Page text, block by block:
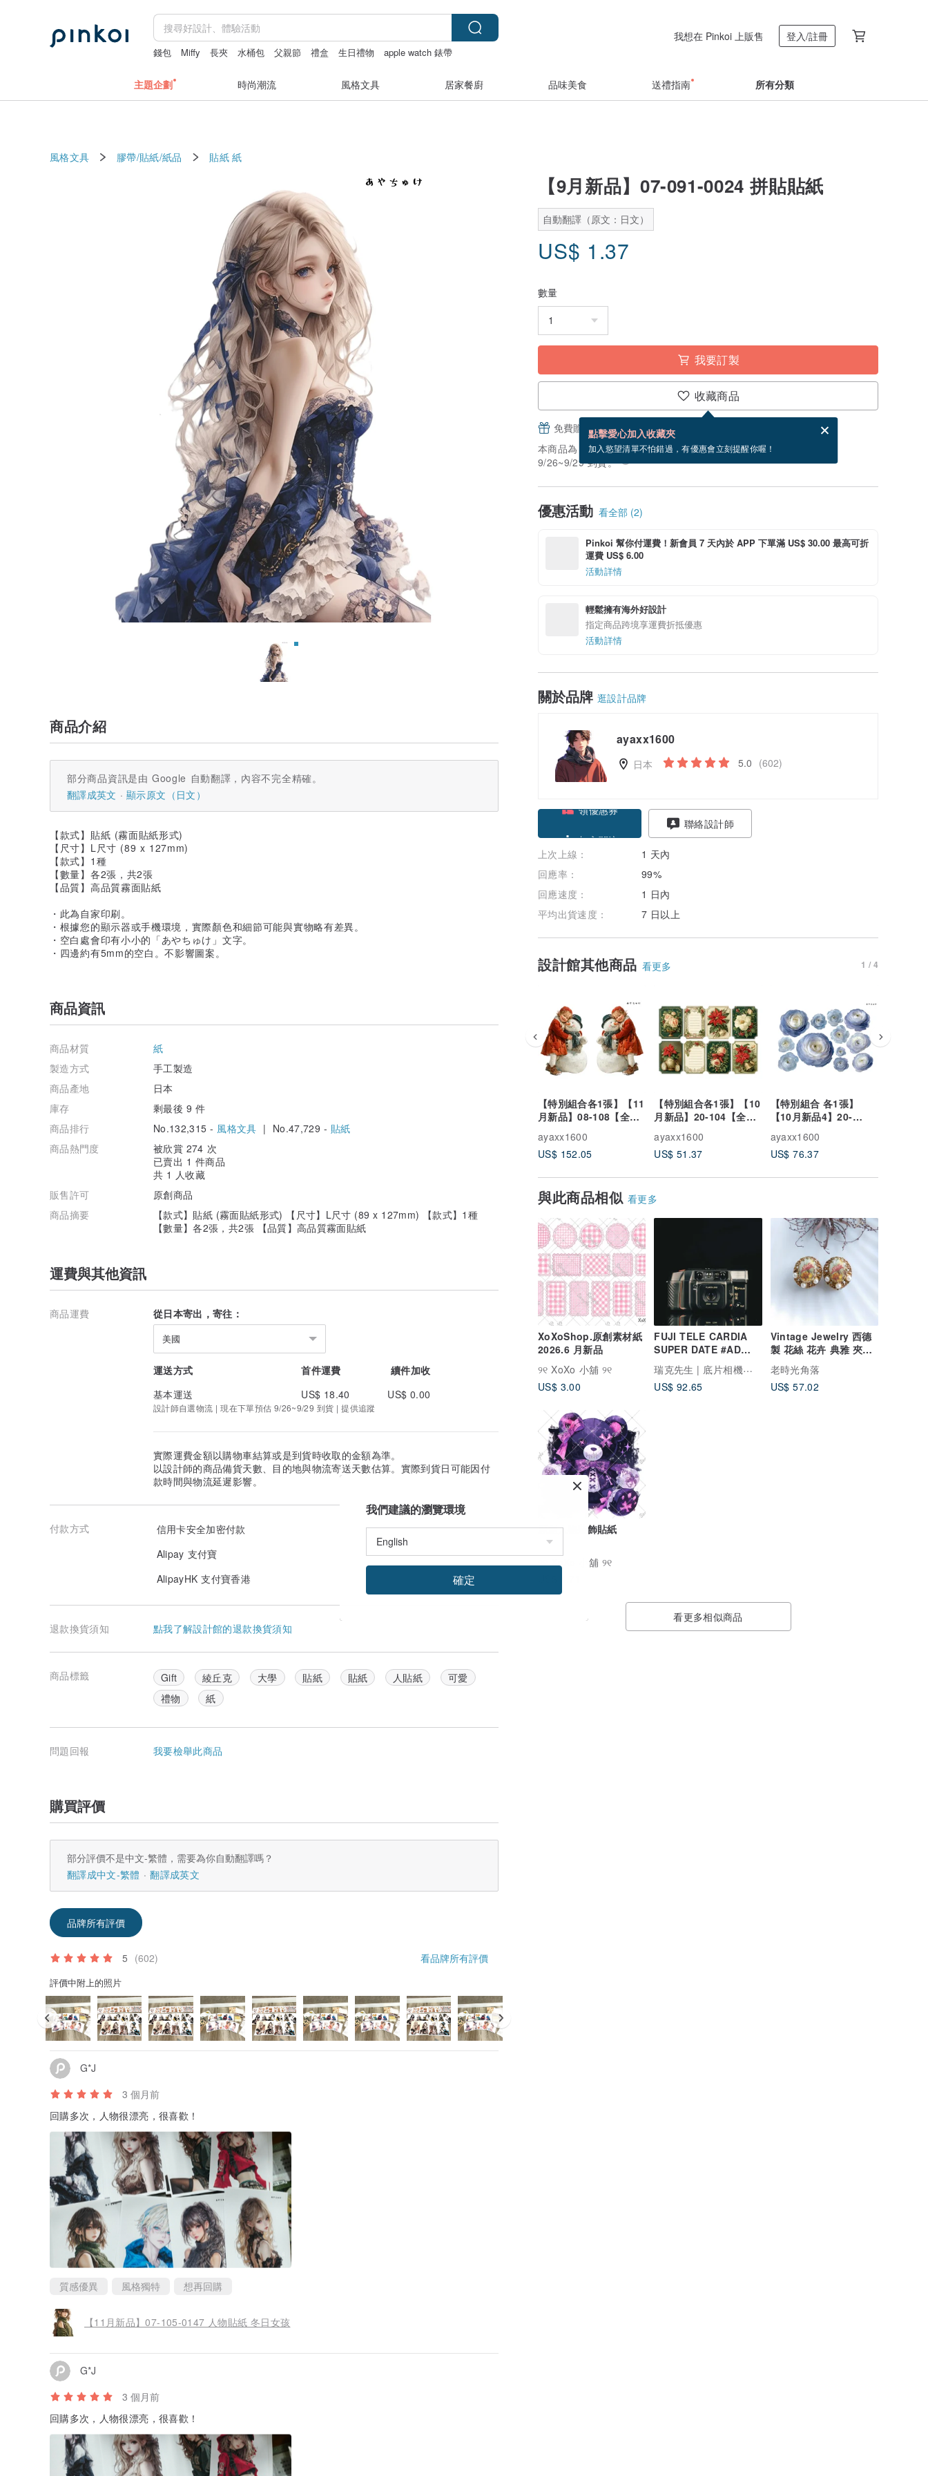
錢包 Miffy 長夾 水桶包 父親節 禮盒 生日禮物 apple watch 錶帶
我想在 Pinkoi 上販售 登入/註冊
主題企劃 時尚潮流 風格文具 居家餐廚 品味美食 送禮指南 所有分類
風格文具 膠帶/貼紙/紙品 貼紙 紙
【9月新品】07-091-0024 拼貼貼紙
自動翻譯（原文：日文）
US$ 1.37
數量
我要訂製
收藏商品
點擊愛心加入收藏夾
加入慾望清單不怕錯過，有優惠會立刻提醒你喔！
免費贈送電子賀卡，結帳完成後填寫
本商品為「接單訂製」。付款後需 31 個工作天製作。現在下單預估
9/26~9/29 到貨。
優惠活動 看全部 (2)
Pinkoi 幫你付運費！新會員 7 天內於 APP 下單滿 US$ 30.00 最高可折
運費 US$ 6.00
活動詳情
輕鬆擁有海外好設計
指定商品跨境享運費折抵優惠
活動詳情
關於品牌 逛設計品牌
ayaxx1600
日本 5.0 (602)
加入關注
聯絡設計師
上次上線：
1 天內
回應率：
99%
回應速度：
1 日內
平均出貨速度：
7 日以上
設計館其他商品 看更多 1 / 4
【特別組合各1張】【11
月新品】08-108【全
復古風
ayaxx1600
US$ 152.05
【特別組合各1張】【10
月新品】20-104【全
素材・聖誕節
ayaxx1600
US$ 51.37
【特別組合 各1張】
【10月新品4】20-
紙・拼貼素材・毛茛屬
ayaxx1600
US$ 76.37
與此商品相似 看更多
XoXoShop.原創素材紙
2026.6 月新品
୨୧ XoXo 小舖 ୨୧
US$ 3.00
FUJI TELE CARDIA
SUPER DATE #AD
#135底片相機
瑞克先生 | 底片相機專賣
US$ 92.65
Vintage Jewelry 西德
製 花絲 花卉 典雅 夾式
耳環
老時光角落
US$ 57.02
原創人物裝飾貼紙
୨୧ XoXo 小舖 ୨୧
看更多相似商品
商品介紹
部分商品資訊是由 Google 自動翻譯，內容不完全精確。
翻譯成英文
顯示原文（日文）
【款式】貼紙 (霧面貼紙形式)
【尺寸】L尺寸 (89 x 127mm)
【款式】1種
【數量】各2張，共2張
【品質】高品質霧面貼紙
・此為自家印刷。
・根據您的顯示器或手機環境，實際顏色和細節可能與實物略有差異。
・空白處會印有小小的「あやちゅけ」文字。
・四邊約有5mm的空白。不影響圖案。
商品資訊
商品材質
紙
製造方式
手工製造
商品產地
日本
庫存
剩最後 9 件
商品排行
No.132,315 - 風格文具 | No.47,729 - 貼紙
商品熱門度
被欣賞 274 次
已賣出 1 件商品
共 1 人收藏
販售許可
原創商品
商品摘要
【款式】貼紙 (霧面貼紙形式) 【尺寸】L尺寸 (89 x 127mm) 【款式】1種
【數量】各2張，共2張 【品質】高品質霧面貼紙
運費與其他資訊
商品運費 從日本寄出，寄往：
美國
運送方式 首件運費
續件加收
基本運送
US$ 18.40 US$ 0.00
設計師自選物流 | 現在下單預估 9/26~9/29 到貨 | 提供追蹤
實際運費金額以購物車結算或是到貨時收取的金額為準。
以設計師的商品備貨天數、目的地與物流寄送天數估算。實際到貨日可能因付
款時間與物流延遲影響。
付款方式
信用卡安全加密付款
Alipay 支付寶
AlipayHK 支付寶香港
退款換貨須知 點我了解設計館的退款換貨須知
商品標籤 Gift 綾丘克 大學 貼紙 貼紙 人貼紙
可愛
禮物
紙
問題回報 我要檢舉此商品
購買評價
部分評價不是中文-繁體，需要為你自動翻譯嗎？
翻譯成中文-繁體
翻譯成英文
品牌所有評價
5 (602) 看品牌所有評價
評價中附上的照片
G*J
3 個月前
回購多次，人物很漂亮，很喜歡！
質感優異 風格獨特 想再回購
【11月新品】07-105-0147 人物貼紙 冬日女孩
G*J
3 個月前
回購多次，人物很漂亮，很喜歡！
我們建議的瀏覽環境
確定